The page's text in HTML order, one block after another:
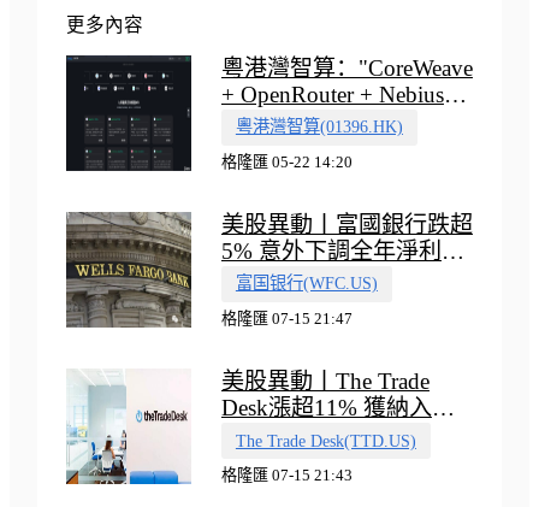
更多內容
粵港灣智算："CoreWeave
+ OpenRouter + Nebius"
多向融合的中國智算新範
式
粵港灣智算(01396.HK)
格隆匯 05-22 14:20
美股異動丨富國銀行跌超
5% 意外下調全年淨利息
收入指引
富国银行(WFC.US)
格隆匯 07-15 21:47
美股異動丨The Trade
Desk漲超11% 獲納入標
普500指數
The Trade Desk(TTD.US)
格隆匯 07-15 21:43